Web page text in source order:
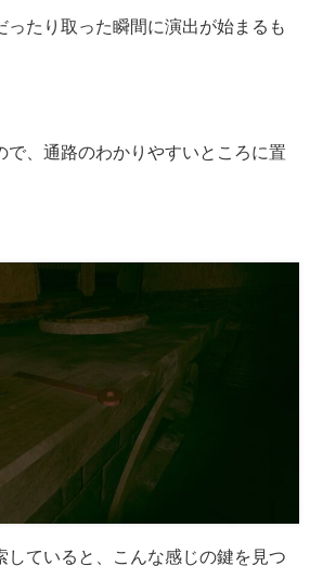
ったり取った瞬間に演出が始まるも
で、通路のわかりやすいところに置
していると、こんな感じの鍵を見つ